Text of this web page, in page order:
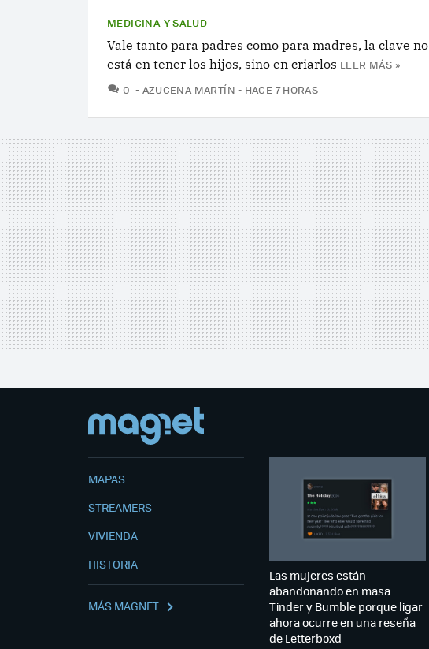
MEDICINA Y SALUD
Vale tanto para padres como para madres, la clave no
está en tener los hijos, sino en criarlos LEER MÁS »
0 COMENTARIOS
AZUCENA MARTÍN HACE 7 HORAS
MAPAS
STREAMERS
VIVIENDA
HISTORIA
MÁS MAGNET
Las mujeres están
abandonando en masa
Tinder y Bumble porque ligar
ahora ocurre en una reseña
de Letterboxd